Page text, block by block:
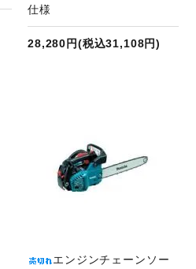
仕様
28,280円(税込31,108円)
エンジンチェーンソー